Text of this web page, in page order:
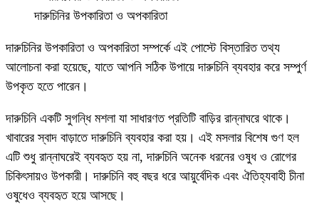
দারুচিনির উপকারিতা ও অপকারিতা
দারুচিনির উপকারিতা ও অপকারিতা সম্পর্কে এই পোস্টে বিস্তারিত তথ্য
আলোচনা করা হয়েছে, যাতে আপনি সঠিক উপায়ে দারুচিনি ব্যবহার করে সম্পুর্ণ
উপকৃত হতে পারেন।
দারুচিনি একটি সুগন্ধি মশলা যা সাধারণত প্রতিটি বাড়ির রান্নাঘরে থাকে।
খাবারের স্বাদ বাড়াতে দারুচিনি ব্যবহার করা হয়। এই মসলার বিশেষ গুণ হল
এটি শুধু রান্নাঘরেই ব্যবহৃত হয় না, দারুচিনি অনেক ধরনের ওষুধ ও রোগের
চিকিৎসায়ও উপকারী। দারুচিনি বহু বছর ধরে আয়ুর্বেদিক এবং ঐতিহ্যবাহী চীনা
ওষুধেও ব্যবহৃত হয়ে আসছে।